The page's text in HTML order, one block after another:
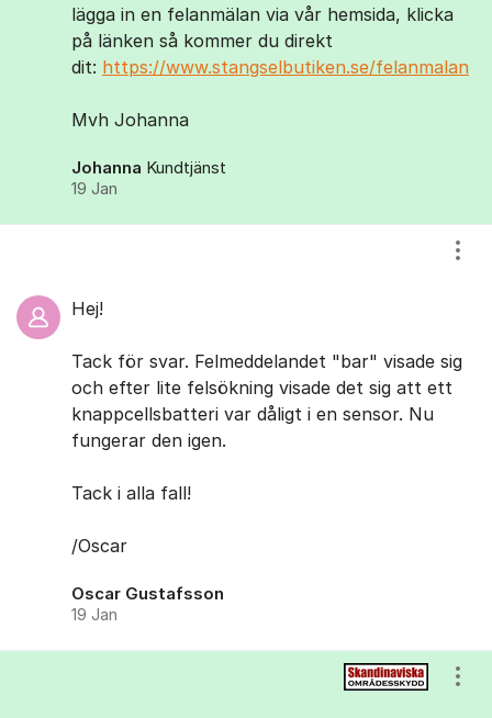
lägga in en felanmälan via vår hemsida, klicka
på länken så kommer du direkt
dit: https://www.stangselbutiken.se/felanmalan
Mvh Johanna
Johanna Kundtjänst
19 Jan
Hej!
Tack för svar. Felmeddelandet "bar" visade sig
och efter lite felsökning visade det sig att ett
knappcellsbatteri var dåligt i en sensor. Nu
fungerar den igen.
Tack i alla fall!
/Oscar
Oscar Gustafsson
19 Jan